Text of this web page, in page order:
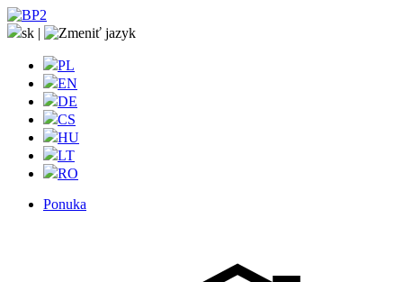
sk |
PL
EN
DE
CS
HU
LT
RO
Ponuka